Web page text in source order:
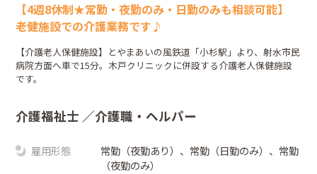
【4週8休制★常勤・夜勤のみ・日勤のみも相談可能】
老健施設での介護業務です♪
【介護老人保健施設】とやまあいの風鉄道「小杉駅」より、射水市民
病院方面へ車で15分。木戸クリニックに併設する介護老人保健施設
です。
介護福祉士 ／介護職・ヘルパー
雇用形態
常勤（夜勤あり）、常勤（日勤のみ）、常勤
（夜勤のみ）